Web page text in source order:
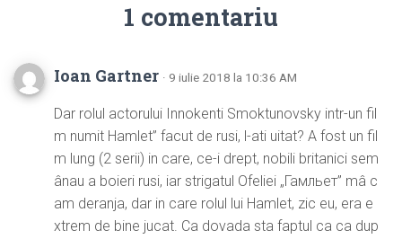
1 comentariu
Ioan Gartner · 9 iulie 2018 la 10:36 AM
Dar rolul actorului Innokenti Smoktunovsky intr-un fil
m numit Hamlet” facut de rusi, l-ati uitat? A fost un fil
m lung (2 serii) in care, ce-i drept, nobili britanici sem
ânau a boieri rusi, iar strigatul Ofeliei „Гамльет” mâ c
am deranja, dar in care rolul lui Hamlet, zic eu, era e
xtrem de bine jucat. Ca dovada sta faptul ca ca dup